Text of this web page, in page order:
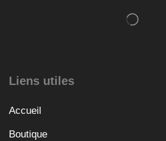
Liens utiles
Accueil
Boutique